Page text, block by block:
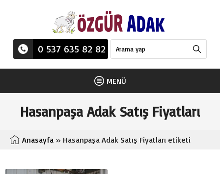
0 537 635 82 82
MENÜ
Hasanpaşa Adak Satış Fiyatları
Anasayfa » Hasanpaşa Adak Satış Fiyatları etiketi